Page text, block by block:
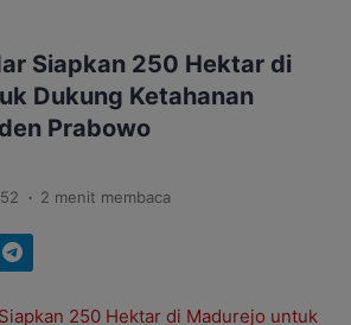
Siapkan 250 Hektar di
Dukung Ketahanan
Prabowo
. 2 menit membaca